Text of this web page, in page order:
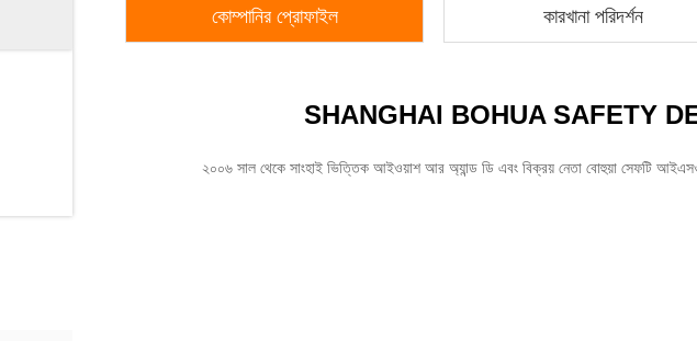
কোম্পানির প্রোফাইল কারখানা পরিদর্শন
SHANGHAI BOHUA SAFETY
২০০৬ সাল থেকে সাংহাই ভিত্তিক আইওয়াশ আর অ্যান্ড ডি এবং বিক্রয় নেতা বোহুয়া সেফটি